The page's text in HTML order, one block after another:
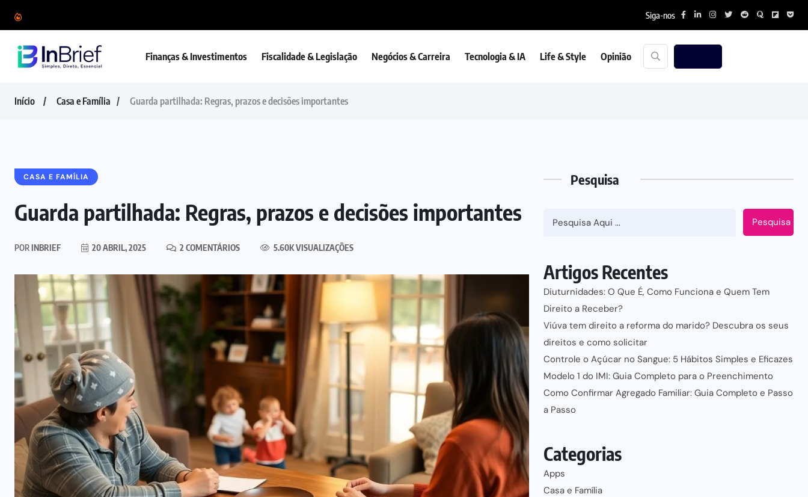
Siga-nos
Finanças & Investimentos Fiscalidade & Legislação Negócios & Carreira Tecnologia & IA Life & Style Opinião
Início Casa e Família Guarda partilhada: Regras, prazos e decisões importantes
CASA E FAMÍLIA
Guarda partilhada: Regras, prazos e decisões importantes
PORINBRIEF 20 ABRIL, 2025 2 COMENTÁRIOS 5.60K VISUALIZAÇÕES
Pesquisa
Pesquisa
Artigos Recentes
Diuturnidades: O Que É, Como Funciona e Quem Tem
Direito a Receber?
Viúva tem direito a reforma do marido? Descubra os seus
direitos e como solicitar
Controle o Açúcar no Sangue: 5 Hábitos Simples e Eficazes
Modelo 1 do IMI: Guia Completo para o Preenchimento
Como Confirmar Agregado Familiar: Guia Completo e Passo
a Passo
Categorias
Apps
Casa e Família